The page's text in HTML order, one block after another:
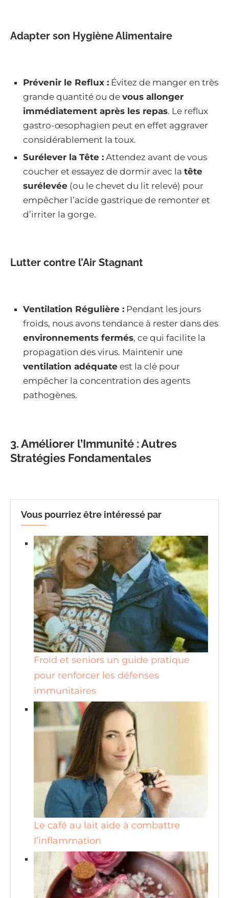
Adapter son Hygiène Alimentaire
Prévenir le Reflux : Évitez de manger en très
grande quantité ou de vous allonger
immédiatement après les repas. Le reflux
gastro-œsophagien peut en effet aggraver
considérablement la toux.
Surélever la Tête : Attendez avant de vous
coucher et essayez de dormir avec la tête
surélevée (ou le chevet du lit relevé) pour
empêcher l’acide gastrique de remonter et
d’irriter la gorge.
Lutter contre l’Air Stagnant
Ventilation Régulière : Pendant les jours
froids, nous avons tendance à rester dans des
environnements fermés, ce qui facilite la
propagation des virus. Maintenir une
ventilation adéquate est la clé pour
empêcher la concentration des agents
pathogènes.
3. Améliorer l’Immunité : Autres
Stratégies Fondamentales
Vous pourriez être intéressé par
Froid et seniors un guide pratique
pour renforcer les défenses
immunitaires
Le café au lait aide à combattre
l’inflammation